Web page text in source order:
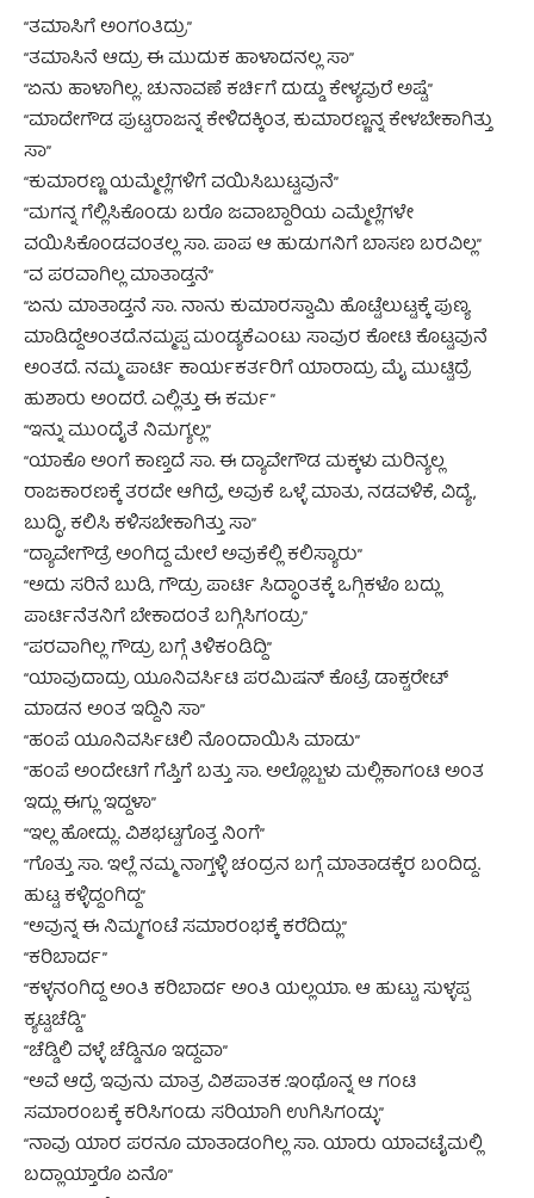
“ತಮಾಸಿಗೆ ಅಂಗಂತಿದ್ರು”
“ತಮಾಸಿನೆ ಆದ್ರು ಈ ಮುದುಕ ಹಾಳಾದನಲ್ಲ ಸಾ”
“ಏನು ಹಾಳಾಗಿಲ್ಲ. ಚುನಾವಣೆ ಕರ್ಚಿಗೆ ದುಡ್ಡು ಕೇಳ್ಯವುರೆ ಅಷ್ಟೆ”
“ಮಾದೇಗೌಡ ಪುಟ್ಟರಾಜನ್ನ ಕೇಳಿದಕ್ಕಿಂತ, ಕುಮಾರಣ್ಣನ್ನ ಕೇಳಬೇಕಾಗಿತ್ತು
ಸಾ”
“ಕುಮಾರಣ್ಣ ಯಮ್ಮೆಲ್ಲೆಗಳಿಗೆ ವಯಿಸಿಬುಟ್ಟವುನೆ”
“ಮಗನ್ನ ಗೆಲ್ಲಿಸಿಕೊಂಡು ಬರೊ ಜವಾಬ್ದಾರಿಯ ಎಮ್ಮೆಲ್ಲೆಗಳೇ
ವಯಿಸಿಕೊಂಡವಂತಲ್ಲ ಸಾ. ಪಾಪ ಆ ಹುಡುಗನಿಗೆ ಬಾಸಣ ಬರವಿಲ್ಲ”
“ವ ಪರವಾಗಿಲ್ಲ ಮಾತಾಡ್ತನೆ”
“ಏನು ಮಾತಾಡ್ತನೆ ಸಾ. ನಾನು ಕುಮಾರಸ್ವಾಮಿ ಹೊಟ್ಟೆಲುಟ್ಟಕ್ಕೆ ಪುಣ್ಯ
ಮಾಡಿದ್ದೆಅಂತದೆ.ನಮ್ಮಪ್ಪ ಮಂಡ್ಯಕೆಎಂಟು ಸಾವುರ ಕೋಟಿ ಕೊಟ್ಟವುನೆ
ಅಂತದೆ. ನಮ್ಮ ಪಾರ್ಟಿ ಕಾರ್ಯಕರ್ತರಿಗೆ ಯಾರಾದ್ರು ಮೈ ಮುಟ್ಟಿದ್ರೆ
ಹುಶಾರು ಅಂದರೆ. ಎಲ್ಲಿತ್ತು ಈ ಕರ್ಮ”
“ಇನ್ನು ಮುಂದೈತೆ ನಿಮಗ್ಯಲ್ಲ”
“ಯಾಕೊ ಅಂಗೆ ಕಾಣ್ತದೆ ಸಾ. ಈ ದ್ಯಾವೇಗೌಡ ಮಕ್ಕಳು ಮರಿನ್ಯಲ್ಲ
ರಾಜಕಾರಣಕ್ಕೆ ತರದೇ ಆಗಿದ್ರೆ, ಅವುಕೆ ಒಳ್ಳೆ ಮಾತು, ನಡವಳಿಕೆ, ವಿದ್ಯೆ,
ಬುದ್ಧಿ, ಕಲಿಸಿ ಕಳಿಸಬೇಕಾಗಿತ್ತು ಸಾ”
“ದ್ಯಾವೇಗೌಡ್ರೆ ಅಂಗಿದ್ದ ಮೇಲೆ ಅವುಕೆಲ್ಲಿ ಕಲಿಸ್ಯಾರು”
“ಅದು ಸರಿನೆ ಬುಡಿ, ಗೌಡ್ರು ಪಾರ್ಟಿ ಸಿದ್ಧಾಂತಕ್ಕೆ ಒಗ್ಗಿಕಳೊ ಬದ್ಲು
ಪಾರ್ಟಿನೆತನಿಗೆ ಬೇಕಾದಂತೆ ಬಗ್ಗಿಸಿಗಂಡ್ರು”
“ಪರವಾಗಿಲ್ಲ ಗೌಡ್ರು ಬಗ್ಗೆ ತಿಳಿಕಂಡಿದ್ದಿ”
“ಯಾವುದಾದ್ರು ಯೂನಿವರ್ಸಿಟಿ ಪರಮಿಷನ್ ಕೊಟ್ರೆ ಡಾಕ್ಟರೇಟ್
ಮಾಡನ ಅಂತ ಇದ್ದಿನಿ ಸಾ”
“ಹಂಪೆ ಯೂನಿವರ್ಸಿಟಿಲಿ ನೊಂದಾಯಿಸಿ ಮಾಡು”
“ಹಂಪೆ ಅಂದೇಟಿಗೆ ಗೆಪ್ತಿಗೆ ಬತ್ತು ಸಾ. ಅಲ್ಲೊಬ್ಬಳು ಮಲ್ಲಿಕಾಗಂಟಿ ಅಂತ
ಇದ್ಲು ಈಗ್ಲು ಇದ್ದಳಾ”
“ಇಲ್ಲ ಹೋದ್ಲು. ವಿಶಭಟ್ಟಗೊತ್ತ ನಿಂಗೆ”
“ಗೊತ್ತು ಸಾ. ಇಲ್ಲೆ ನಮ್ಮ ನಾಗ್ತಳ್ಳಿ ಚಂದ್ರನ ಬಗ್ಗೆ ಮಾತಾಡಕ್ಕೆರ ಬಂದಿದ್ದ.
ಹುಟ್ಟ ಕಳ್ಳಿದ್ದಂಗಿದ್ದ”
“ಅವುನ್ನ ಈ ನಿಮ್ಮಗಂಟೆ ಸಮಾರಂಭಕ್ಕೆ ಕರೆದಿದ್ಲು”
“ಕರಿಬಾರ್ದ”
“ಕಳ್ಳನಂಗಿದ್ದ ಅಂತಿ ಕರಿಬಾರ್ದ ಅಂತಿ ಯಲ್ಲಯಾ. ಆ ಹುಟ್ಟು ಸುಳ್ಳಪ್ಪ
ಕ್ಯಟ್ಟಚೆಡ್ಡಿ”
“ಚೆಡ್ಡಿಲಿ ವಳ್ಳೆ ಚೆಡ್ಡಿನೂ ಇದ್ದವಾ”
“ಅವೆ ಆದ್ರೆ ಇವುನು ಮಾತ್ರ ವಿಶಪಾತಕ .ಇಂಥೊನ್ನ ಆ ಗಂಟಿ
ಸಮಾರಂಬಕ್ಕೆ ಕರಿಸಿಗಂಡು ಸರಿಯಾಗಿ ಉಗಿಸಿಗಂಡ್ಳು”
“ನಾವು ಯಾರ ಪರನೂ ಮಾತಾಡಂಗಿಲ್ಲ ಸಾ. ಯಾರು ಯಾವಟೈಮಲ್ಲಿ
ಬದ್ಲಾಯ್ತಾರೊ ಏನೊ”